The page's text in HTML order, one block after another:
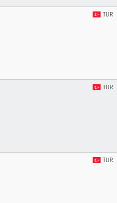
TUR
TUR
TUR